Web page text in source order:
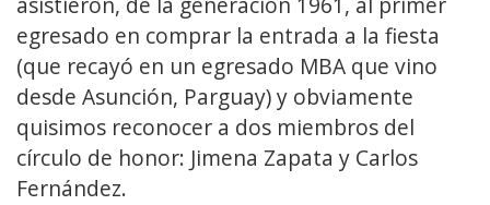
egresado en comprar la entrada a la fiesta
(que recayó en un egresado MBA que vino
desde Asunción, Parguay) y obviamente
quisimos reconocer a dos miembros del
círculo de honor: Jimena Zapata y Carlos
Fernández.